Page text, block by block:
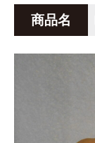
商品名